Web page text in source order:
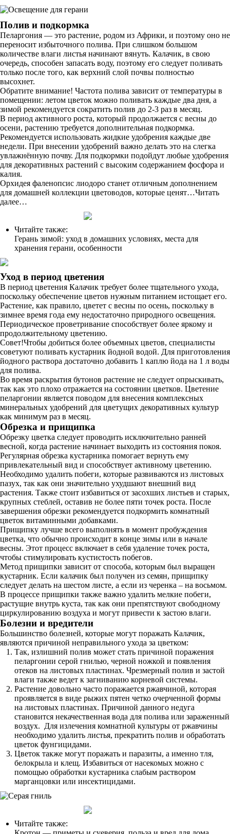
Полив и подкормка
Пеларгония — это растение, родом из Африки, и поэтому оно не
переносит избыточного полива. При слишком большом
количестве влаги листья начинают вянуть. Калачик, в свою
очередь, способен запасать воду, поэтому его следует поливать
только после того, как верхний слой почвы полностью
высохнет.
Обратите внимание! Частота полива зависит от температуры в
помещении: летом цветок можно поливать каждые два дня, а
зимой рекомендуется сократить полив до 2-3 раз в месяц.
В период активного роста, который продолжается с весны до
осени, растению требуется дополнительная подкормка.
Рекомендуется использовать жидкие удобрения каждые две
недели. При внесении удобрений важно делать это на слегка
увлажнённую почву. Для подкормки подойдут любые удобрения
для декоративных растений с высоким содержанием фосфора и
калия.
Орхидея фаленопсис лиодоро станет отличным дополнением
для домашней коллекции цветоводов, которые ценят…Читать
далее…
Читайте также:
Герань зимой: уход в домашних условиях, места для
хранения герани, особенности
Уход в период цветения
В период цветения Калачик требует более тщательного ухода,
поскольку обеспечение цветов нужным питанием истощает его.
Растение, как правило, цветет с весны по осень, поскольку в
зимнее время года ему недостаточно природного освещения.
Периодическое проветривание способствует более яркому и
продолжительному цветению.
Совет!Чтобы добиться более объемных цветов, специалисты
советуют поливать кустарник йодной водой. Для приготовления
йодного раствора достаточно добавить 1 каплю йода на 1 л воды
для полива.
Во время раскрытия бутонов растение не следует опрыскивать,
так как это плохо отражается на состоянии цветков. Цветение
пеларгонии является поводом для внесения комплексных
минеральных удобрений для цветущих декоративных культур
как минимум раз в месяц.
Обрезка и прищипка
Обрезку цветка следует проводить исключительно ранней
весной, когда растение начинает выходить из состояния покоя.
Регулярная обрезка кустарника помогает вернуть ему
привлекательный вид и способствует активному цветению.
Необходимо удалить побеги, которые развиваются из листовых
пазух, так как они значительно ухудшают внешний вид
растения. Также стоит избавиться от засохших листьев и старых,
крупных стеблей, оставив не более пяти точек роста. После
завершения обрезки рекомендуется подкормить комнатный
цветок витаминными добавками.
Прищипку лучше всего выполнять в момент пробуждения
цветка, что обычно происходит в конце зимы или в начале
весны. Этот процесс включает в себя удаление точек роста,
чтобы стимулировать кустистость побегов.
Метод прищипки зависит от способа, которым был выращен
кустарник. Если калачик был получен из семян, прищипку
следует делать на шестом листе, а если из черенка – на восьмом.
В процессе прищипки также важно удалить мелкие побеги,
растущие внутрь куста, так как они препятствуют свободному
циркулированию воздуха и могут привести к застою влаги.
Болезни и вредители
Большинство болезней, которые могут поражать Калачик,
являются причиной неправильного ухода за цветком:
Так, излишний полив может стать причиной поражения
пеларгонии серой гнилью, черной ножкой и появления
отеков на листовых пластинах. Чрезмерный полив и застой
влаги также ведет к загниванию корневой системы.
Растение довольно часто поражается ржавчиной, которая
проявляется в виде рыжих пятен четко очерченной формы
на листовых пластинах. Причиной данного недуга
становится некачественная вода для полива или зараженный
воздух. Для излечения комнатной культуры от ржавчины
необходимо удалить листья, прекратить полив и обработать
цветок фунгицидами.
Цветок также могут поражать и паразиты, а именно тля,
белокрыла и клещ. Избавиться от насекомых можно с
помощью обработки кустарника слабым раствором
марганцовки или инсектицидами.
Читайте также: